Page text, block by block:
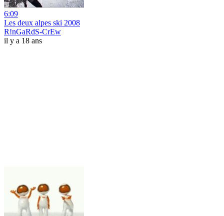
6:09
Les deux alpes ski 2008
R!nGaRdS-CrEw
il y a 18 ans